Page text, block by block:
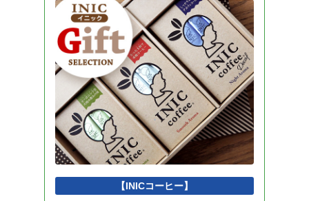
データ利活用 2 会計・財務 2 法務 2 システム監査
データ構造 2 計算量 2 情報理論 2 技術戦略
システム戦略 2 ビジネスインダストリ 2 認証技術
2 ソフトウェアテスト 2 ソフトウェア設計
アルゴリズムとプログラミング 2 擬似言語
インタフェース 1 Python 1 DBMS 1 開発環境
【INICコーヒー】